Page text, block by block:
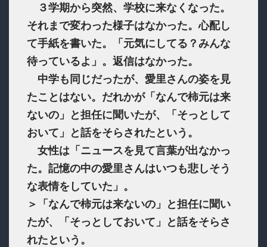
３学期から突然、学校に来なくなった。
それまで変わった様子はなかった。心配し
て手紙を書いた。「元気にしてる？みんな
待っているよ」。返信はなかった。
中学も同じだったが、愛里さんの姿を見
たことはない。だれかが「なんで柿元は来
ないの」と担任に聞いたが、「そっとして
おいて」と話をそらされたという。
女性は「ニュースを見て言葉が出なかっ
た。記憶の中の愛里さんはいつも悲しそう
な表情をしていた」。
＞「なんで柿元は来ないの」と担任に聞い
たが、「そっとしておいて」と話をそらさ
れたという。